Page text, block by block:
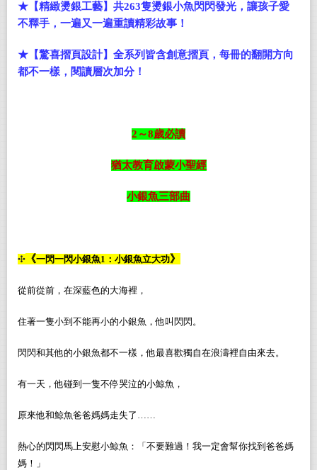
★【精緻燙銀工藝】共263隻燙銀小魚閃閃發光，讓孩子愛
不釋手，一遍又一遍重讀精彩故事！
★【驚喜摺頁設計】全系列皆含創意摺頁，每冊的翻開方向
都不一樣，閱讀層次加分！
2 ～8歲必讀
猶太教育啟蒙小聖經
小銀魚三部曲
✣ 《一閃一閃小銀魚1：小銀魚立大功》
從前從前，在深藍色的大海裡，
住著一隻小到不能再小的小銀魚，他叫閃閃。
閃閃和其他的小銀魚都不一樣，他最喜歡獨自在浪濤裡自由來去。
有一天，他碰到一隻不停哭泣的小鯨魚，
原來他和鯨魚爸爸媽媽走失了……
熱心的閃閃馬上安慰小鯨魚：「不要難過！我一定會幫你找到爸爸媽
媽！」